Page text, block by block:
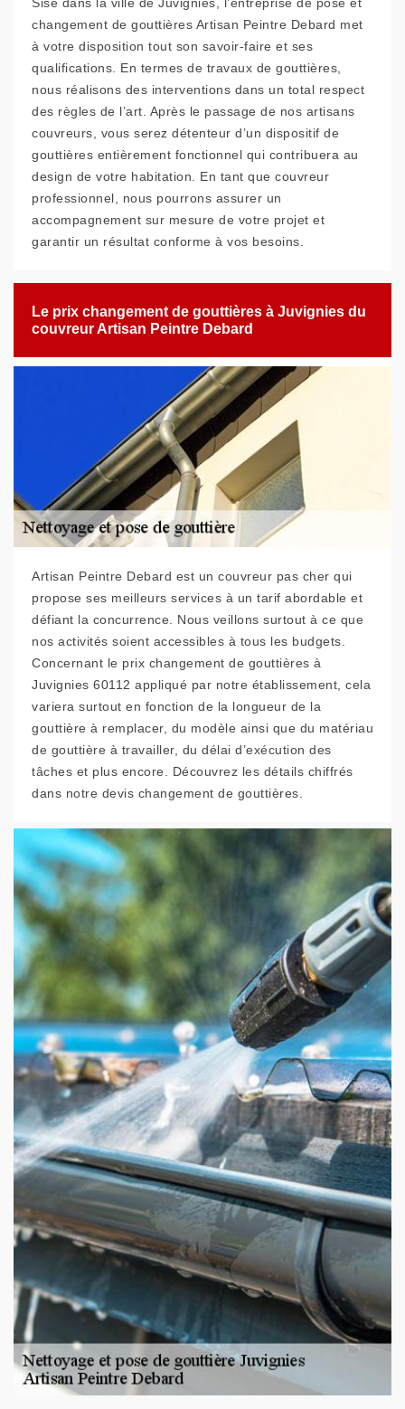
changement de gouttières Artisan Peintre Debard met
à votre disposition tout son savoir-faire et ses
qualifications. En termes de travaux de gouttières,
nous réalisons des interventions dans un total respect
des règles de l’art. Après le passage de nos artisans
couvreurs, vous serez détenteur d’un dispositif de
gouttières entièrement fonctionnel qui contribuera au
design de votre habitation. En tant que couvreur
professionnel, nous pourrons assurer un
accompagnement sur mesure de votre projet et
garantir un résultat conforme à vos besoins.
Le prix changement de gouttières à Juvignies du
couvreur Artisan Peintre Debard
Artisan Peintre Debard est un couvreur pas cher qui
propose ses meilleurs services à un tarif abordable et
défiant la concurrence. Nous veillons surtout à ce que
nos activités soient accessibles à tous les budgets.
Concernant le prix changement de gouttières à
Juvignies 60112 appliqué par notre établissement, cela
variera surtout en fonction de la longueur de la
gouttière à remplacer, du modèle ainsi que du matériau
de gouttière à travailler, du délai d’exécution des
tâches et plus encore. Découvrez les détails chiffrés
dans notre devis changement de gouttières.